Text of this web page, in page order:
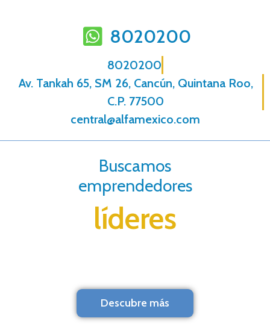
8020200
8020200
Av. Tankah 65, SM 26, Cancún, Quintana Roo,
C.P. 77500
central@alfamexico.com
Buscamos
emprendedores
líderes
Descubre más